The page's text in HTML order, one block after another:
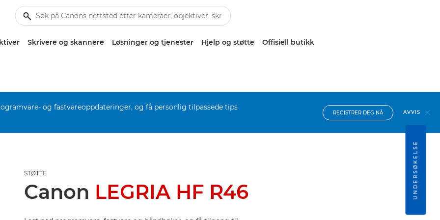
Skrivere og skannere Løsninger og tjenester Hjelp og støtte Offisiell butikk
og fastvareoppdateringer, og få personlig tilpassede tips
REGISTRER DEG NÅ AVVIS
STØTTE
Canon LEGRIA HF R46 UNDERSØKELSE